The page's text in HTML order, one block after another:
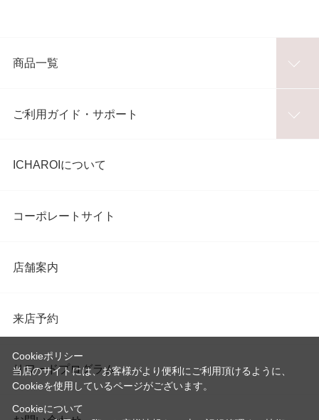
商品一覧
ご利用ガイド・サポート
ICHAROIについて
コーポレートサイト
店舗案内
来店予約
リワードプログラム
Cookieポリシー
当店のサイトには、お客様がより便利にご利用頂けるように、
Cookieを使用しているページがございます。
Cookieについて